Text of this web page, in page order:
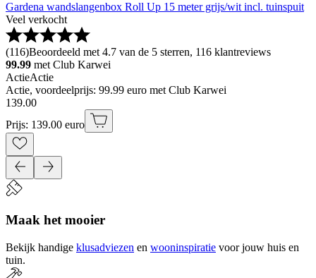
Gardena wandslangenbox Roll Up 15 meter grijs/wit incl. tuinspuit
Veel verkocht
(116)Beoordeeld met 4.7 van de 5 sterren, 116 klantreviews
99.99 met Club Karwei
ActieActie
Actie, voordeelprijs: 99.99 euro met Club Karwei
139.00
Prijs: 139.00 euro
Maak het mooier
Bekijk handige klusadviezen en wooninspiratie voor jouw huis en
tuin.